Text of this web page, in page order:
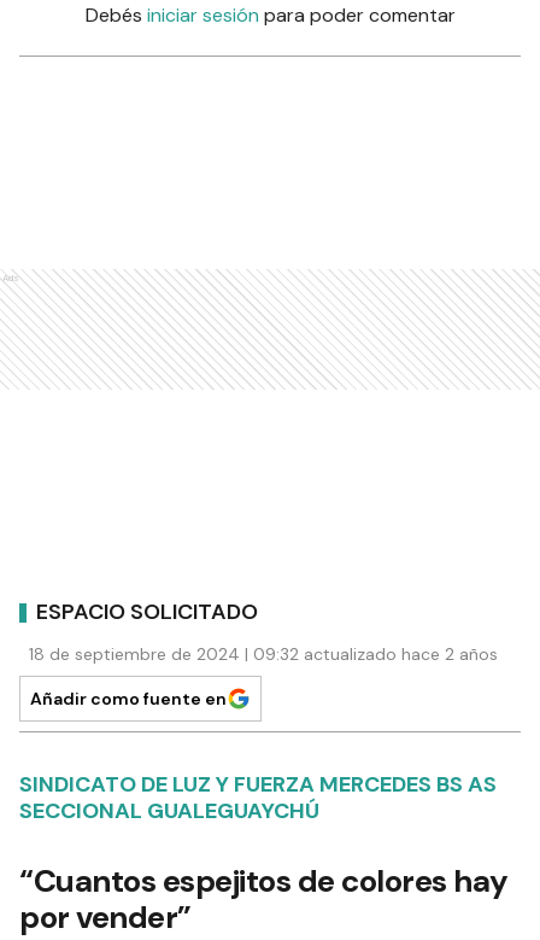
Debés iniciar sesión para poder comentar
Ads
ESPACIO SOLICITADO
18 de septiembre de 2024 | 09:32 actualizado hace 2 años
Añadir como fuente en
SINDICATO DE LUZ Y FUERZA MERCEDES BS AS
SECCIONAL GUALEGUAYCHÚ
“Cuantos espejitos de colores hay
por vender”